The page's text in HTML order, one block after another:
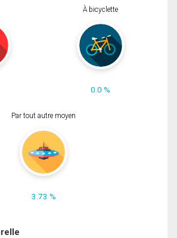
À bicyclette
0.0 %
Par tout autre moyen
3.73 %